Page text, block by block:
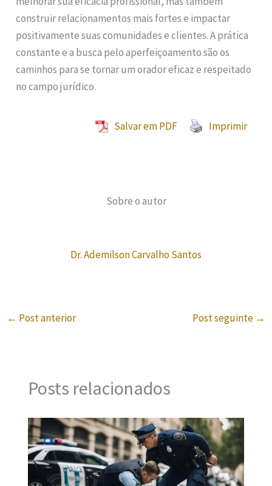
construir relacionamentos mais fortes e impactar
positivamente suas comunidades e clientes. A prática
constante e a busca pelo aperfeiçoamento são os
caminhos para se tornar um orador eficaz e respeitado
no campo jurídico.
Salvar em PDF Imprimir
Sobre o autor
Dr. Ademilson Carvalho Santos
← Post anterior Post seguinte →
Posts relacionados